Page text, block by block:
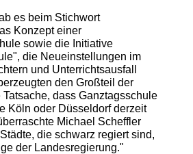
es beim Stichwort
Konzept einer
sowie die Initiative
die Neueinstellungen im
und Unterrichtsausfall
den Großteil der
dass Ganztagsschule
Köln oder Düsseldorf derzeit
Michael Scheffler
die schwarz regiert sind,
der Landesregierung."